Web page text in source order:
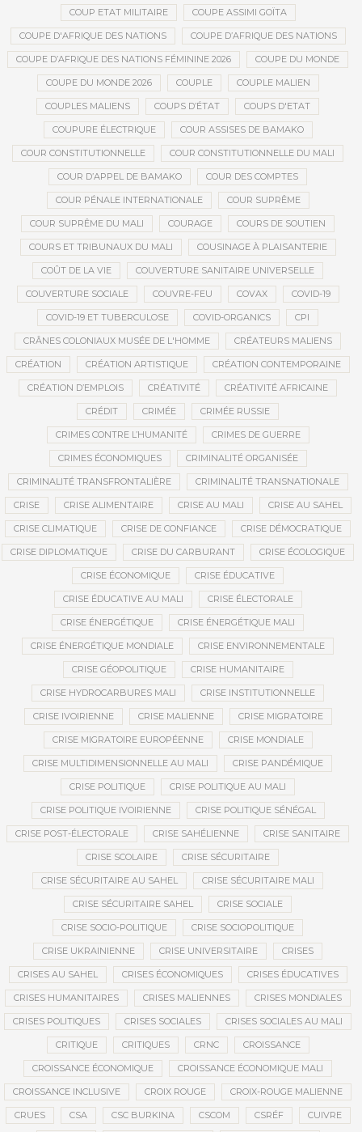
COUP ETAT MILITAIRE COUPE ASSIMI GOÏTA
COUPE D'AFRIQUE DES NATIONS COUPE D’AFRIQUE DES NATIONS
COUPE D’AFRIQUE DES NATIONS FÉMININE 2026 COUPE DU MONDE
COUPE DU MONDE 2026 COUPLE COUPLE MALIEN
COUPLES MALIENS COUPS D’ÉTAT COUPS D'ETAT
COUPURE ÉLECTRIQUE COUR ASSISES DE BAMAKO
COUR CONSTITUTIONNELLE COUR CONSTITUTIONNELLE DU MALI
COUR D’APPEL DE BAMAKO COUR DES COMPTES
COUR PÉNALE INTERNATIONALE COUR SUPRÊME
COUR SUPRÊME DU MALI COURAGE COURS DE SOUTIEN
COURS ET TRIBUNAUX DU MALI COUSINAGE À PLAISANTERIE
COÛT DE LA VIE COUVERTURE SANITAIRE UNIVERSELLE
COUVERTURE SOCIALE COUVRE-FEU COVAX COVID-19
COVID-19 ET TUBERCULOSE COVID-ORGANICS CPI
CRÂNES COLONIAUX MUSÉE DE L'HOMME CRÉATEURS MALIENS
CRÉATION CRÉATION ARTISTIQUE CRÉATION CONTEMPORAINE
CRÉATION D’EMPLOIS CRÉATIVITÉ CRÉATIVITÉ AFRICAINE
CRÉDIT CRIMÉE CRIMÉE RUSSIE
CRIMES CONTRE L’HUMANITÉ CRIMES DE GUERRE
CRIMES ÉCONOMIQUES CRIMINALITÉ ORGANISÉE
CRIMINALITÉ TRANSFRONTALIÈRE CRIMINALITÉ TRANSNATIONALE
CRISE CRISE ALIMENTAIRE CRISE AU MALI CRISE AU SAHEL
CRISE CLIMATIQUE CRISE DE CONFIANCE CRISE DÉMOCRATIQUE
CRISE DIPLOMATIQUE CRISE DU CARBURANT CRISE ÉCOLOGIQUE
CRISE ÉCONOMIQUE CRISE ÉDUCATIVE
CRISE ÉDUCATIVE AU MALI CRISE ÉLECTORALE
CRISE ÉNERGÉTIQUE CRISE ÉNERGÉTIQUE MALI
CRISE ÉNERGÉTIQUE MONDIALE CRISE ENVIRONNEMENTALE
CRISE GÉOPOLITIQUE CRISE HUMANITAIRE
CRISE HYDROCARBURES MALI CRISE INSTITUTIONNELLE
CRISE IVOIRIENNE CRISE MALIENNE CRISE MIGRATOIRE
CRISE MIGRATOIRE EUROPÉENNE CRISE MONDIALE
CRISE MULTIDIMENSIONNELLE AU MALI CRISE PANDÉMIQUE
CRISE POLITIQUE CRISE POLITIQUE AU MALI
CRISE POLITIQUE IVOIRIENNE CRISE POLITIQUE SÉNÉGAL
CRISE POST-ÉLECTORALE CRISE SAHÉLIENNE CRISE SANITAIRE
CRISE SCOLAIRE CRISE SÉCURITAIRE
CRISE SÉCURITAIRE AU SAHEL CRISE SÉCURITAIRE MALI
CRISE SÉCURITAIRE SAHEL CRISE SOCIALE
CRISE SOCIO-POLITIQUE CRISE SOCIOPOLITIQUE
CRISE UKRAINIENNE CRISE UNIVERSITAIRE CRISES
CRISES AU SAHEL CRISES ÉCONOMIQUES CRISES ÉDUCATIVES
CRISES HUMANITAIRES CRISES MALIENNES CRISES MONDIALES
CRISES POLITIQUES CRISES SOCIALES CRISES SOCIALES AU MALI
CRITIQUE CRITIQUES CRNC CROISSANCE
CROISSANCE ÉCONOMIQUE CROISSANCE ÉCONOMIQUE MALI
CROISSANCE INCLUSIVE CROIX ROUGE CROIX-ROUGE MALIENNE
CRUES CSA CSC BURKINA CSCOM CSRÉF CUIVRE